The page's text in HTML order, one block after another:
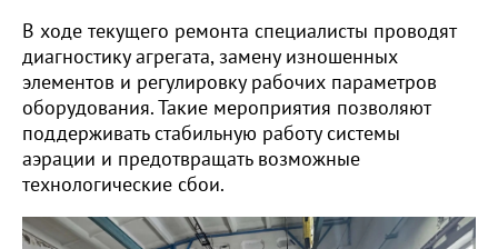
В ходе текущего ремонта специалисты проводят
диагностику агрегата, замену изношенных
элементов и регулировку рабочих параметров
оборудования. Такие мероприятия позволяют
поддерживать стабильную работу системы
аэрации и предотвращать возможные
технологические сбои.